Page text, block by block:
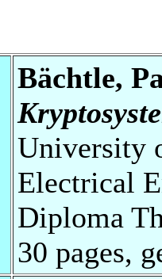
Bächtle,
University
Electrical
Diploma
30 pages,